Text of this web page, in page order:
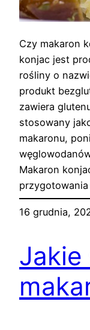
Czy makaron
konjac jest
rośliny o
produkt
zawiera
stosowany
makaronu,
Makaron
16 grudnia,
Jakie